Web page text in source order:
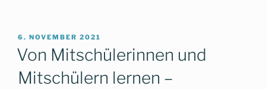
VERÖFFENTLICHT
AM
6. NOVEMBER 2021
Von Mitschülerinnen und
Mitschülern lernen –